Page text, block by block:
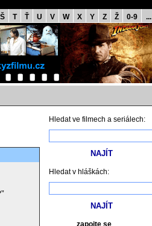
Š T Ť U V W X Y Z Ž 0-9 ...
Hledat ve filmech a seriálech:
Hledat v hláškách:
zapojte se